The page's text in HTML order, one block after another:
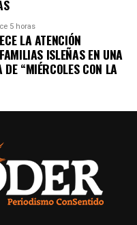
5 horas
LA ATENCIÓN
ISLEÑAS EN UNA
DE “MIÉRCOLES CON LA